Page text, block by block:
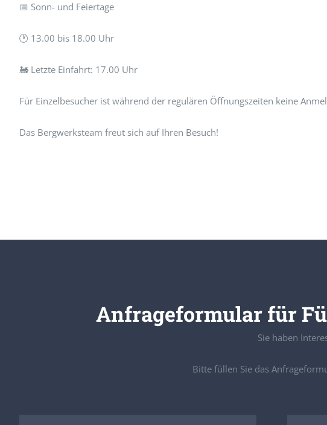
📅 Sonn- und Feiertage
🕐 13.00 bis 18.00 Uhr
🚂 Letzte Einfahrt: 17.00 Uhr
Für Einzelbesucher ist während der regulären Öffnungszeiten keine
Das Bergwerksteam freut sich auf Ihren Besuch!
Anfrageformular für
Sie haben
Bitte füllen Sie das